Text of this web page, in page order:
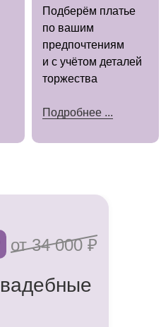
в день
не только
но и полный
сделать подготовку
о вашем образе
Подберём платье
по вашим
предпочтениям
и с учётом деталей
торжества
Подробнее ...
от 34 000 ₽